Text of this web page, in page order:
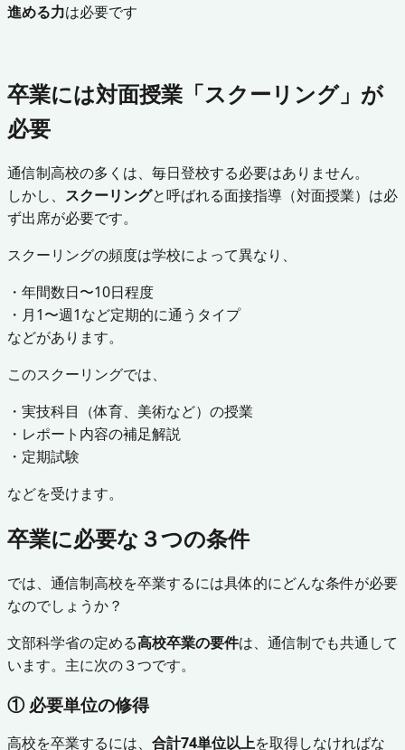
進める力は必要です
卒業には対面授業「スクーリング」が
必要
通信制高校の多くは、毎日登校する必要はありません。
しかし、 スクーリングと呼ばれる面接指導（対面授業）は必
ず出席が必要です。
スクーリングの頻度は学校によって異なり、
・年間数日〜10日程度
・月1〜週1など定期的に通うタイプ
などがあります。
このスクーリングでは、
・実技科目（体育、美術など）の授業
・レポート内容の補足解説
・定期試験
などを受けます。
卒業に必要な３つの条件
では、通信制高校を卒業するには具体的にどんな条件が必要
なのでしょうか？
文部科学省の定める高校卒業の要件は、通信制でも共通して
います。主に次の３つです。
① 必要単位の修得
高校を卒業するには、 合計74単位以上を取得しなければな